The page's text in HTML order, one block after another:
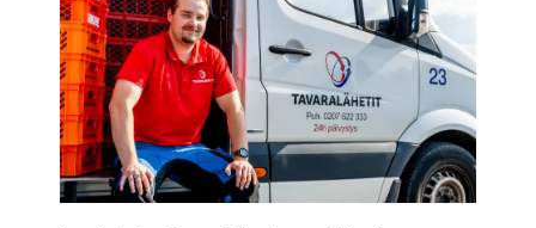
Evästekäytäntö
(EU)